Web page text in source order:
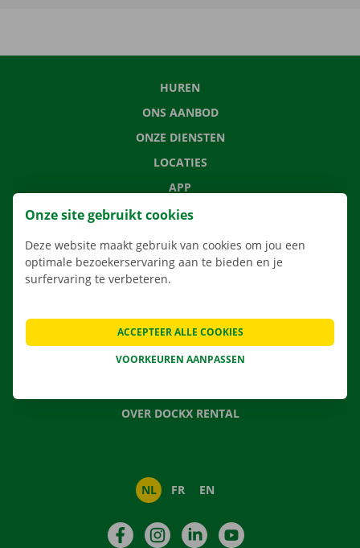
HUREN
ONS AANBOD
ONZE DIENSTEN
LOCATIES
APP
VERHUISOPLOSSINGEN
CONTACTEER ONS
NIEUWS
CADEAUBON
OVER DOCKX RENTAL
NL FR EN
FacebookInstagramLinkedIn
Onze site gebruikt cookies
Deze website maakt gebruik van cookies om jou een
optimale bezoekerservaring aan te bieden en je
surfervaring te verbeteren.
VOORKEUREN AANPASSEN
ACCEPTEER ALLE COOKIES